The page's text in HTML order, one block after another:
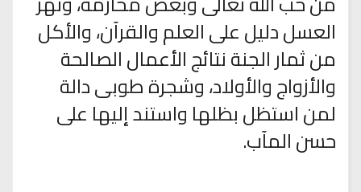
العسل دليل على العلم والقرآن، والأكل
من ثمار الجنة نتائج الأعمال الصالحة
والأزواج والأولاد، وشجرة طوبى دالة
لمن استظل بظلها واستند إليها على
حسن المآب.